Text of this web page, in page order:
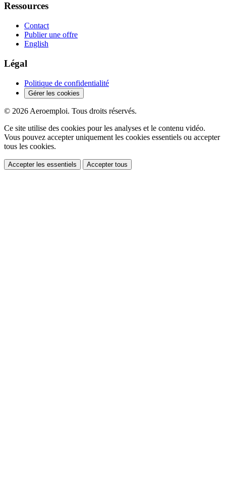
Ressources
Contact
Publier une offre
English
Légal
Politique de confidentialité
Gérer les cookies
© 2026 Aeroemploi. Tous droits réservés.
Ce site utilise des cookies pour les analyses et le contenu vidéo.
Vous pouvez accepter uniquement les cookies essentiels ou accepter
tous les cookies.
Accepter les essentiels Accepter tous